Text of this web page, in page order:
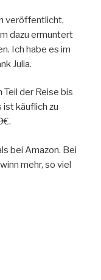
veröffentlicht,
dazu ermuntert
Ich habe es im
Julia.
der Reise bis
ist käuflich zu
bei Amazon. Bei
mehr, so viel